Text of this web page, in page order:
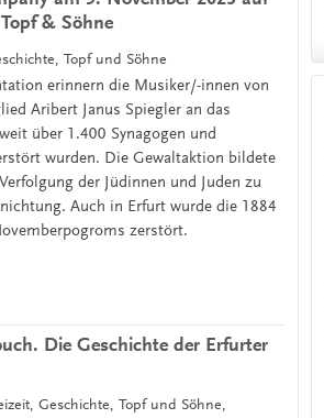
& Söhne
Topf und Söhne
erinnern die Musiker/-innen von
Aribert Janus Spiegler an das
über 1.400 Synagogen und
wurden. Die Gewaltaktion bildete
der Jüdinnen und Juden zu
Auch in Erfurt wurde die 1884
zerstört.
Die Geschichte der Erfurter
Geschichte, Topf und Söhne,